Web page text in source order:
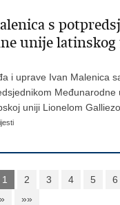
s
unije latinskog
i uprave Ivan Malenica
Međunarodne
uniji Lionelom
1 2 3 4 5 6
»»